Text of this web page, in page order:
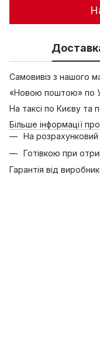
Самовивіз з нашого
«Новою поштою» по
На таксі по Києву та
Більше інформації
На
Готівкою при
Гарантія від